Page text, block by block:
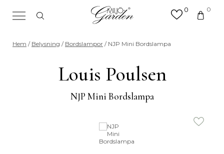
0 0
Sök efter valfri produkt eller
kategori
Hem / Belysning / Bordslampor / NJP Mini Bordslampa
Louis Poulsen
NJP Mini Bordslampa